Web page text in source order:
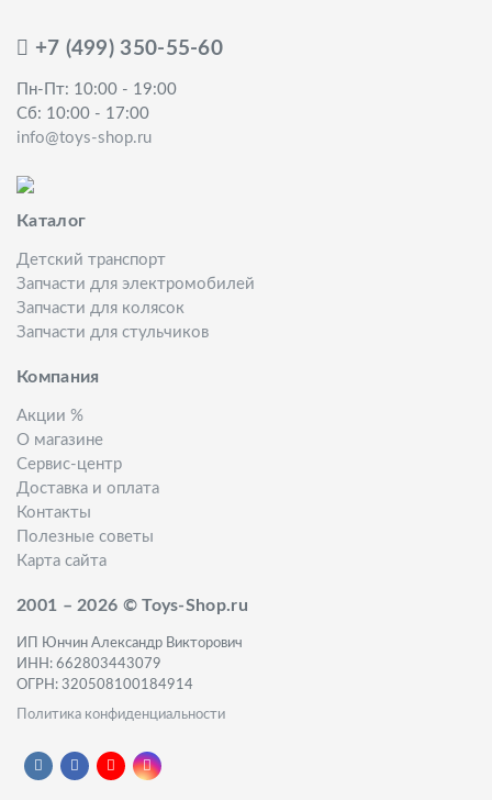
+7 (499) 350-55-60
Пн-Пт: 10:00 - 19:00
Сб: 10:00 - 17:00
info@toys-shop.ru
Каталог
Детский транспорт
Запчасти для электромобилей
Запчасти для колясок
Запчасти для стульчиков
Компания
Акции %
О магазине
Сервис-центр
Доставка и оплата
Контакты
Полезные советы
Карта сайта
2001 – 2026 © Toys-Shop.ru
ИП Юнчин Александр Викторович
ИНН: 662803443079
ОГРН: 320508100184914
Политика конфиденциальности